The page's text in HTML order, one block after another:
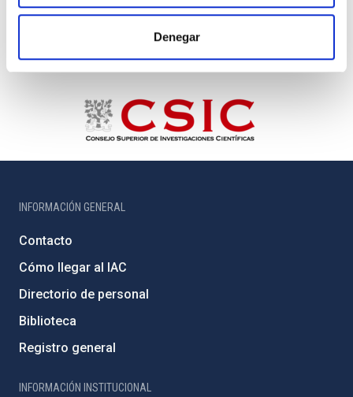
Denegar
INFORMACIÓN GENERAL
Contacto
Cómo llegar al IAC
Directorio de personal
Biblioteca
Registro general
INFORMACIÓN INSTITUCIONAL